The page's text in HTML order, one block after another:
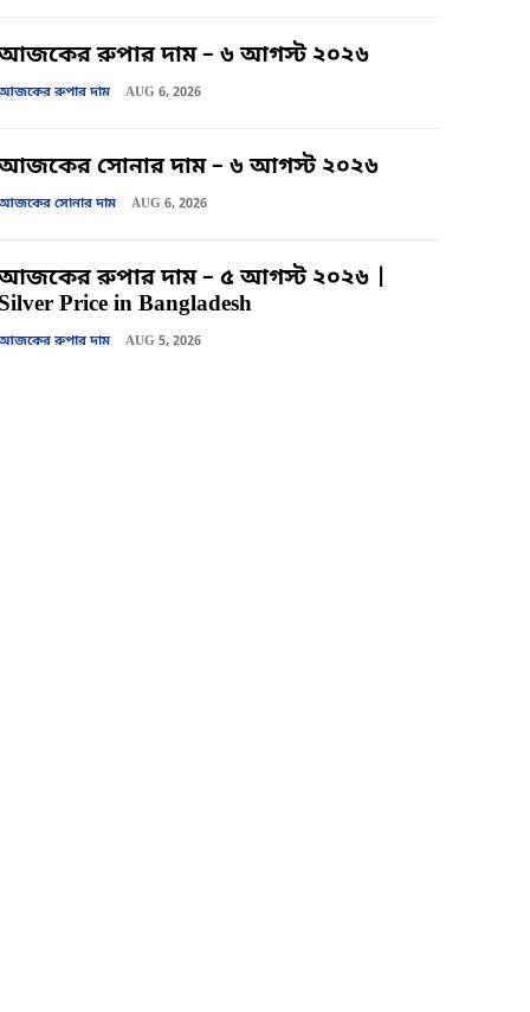
রুপার দাম – ৬ আগস্ট ২০২৬
রুপার দাম AUG 6, 2026
সোনার দাম – ৬ আগস্ট ২০২৬
সোনার দাম AUG 6, 2026
রুপার দাম – ৫ আগস্ট ২০২৬ |
Price in Bangladesh
রুপার দাম AUG 5, 2026